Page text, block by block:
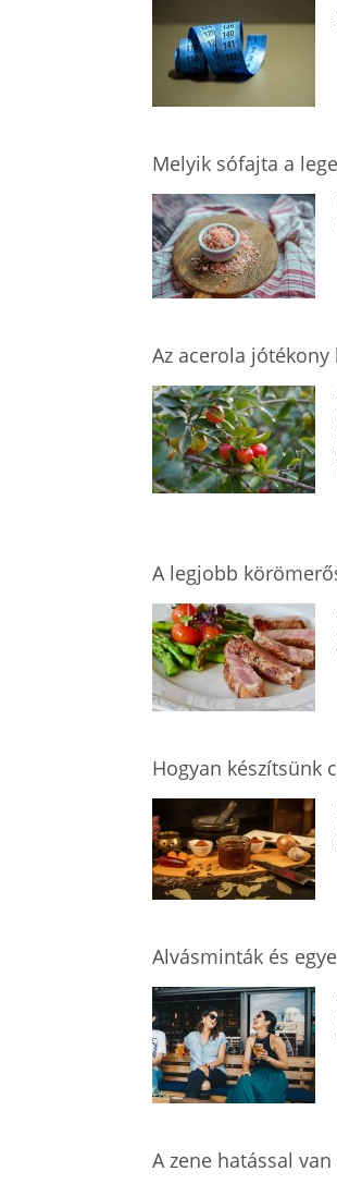
Melyik sófajta a
Az acerola jótékony
A legjobb
Hogyan készítsünk
Alvásminták és
A zene hatással